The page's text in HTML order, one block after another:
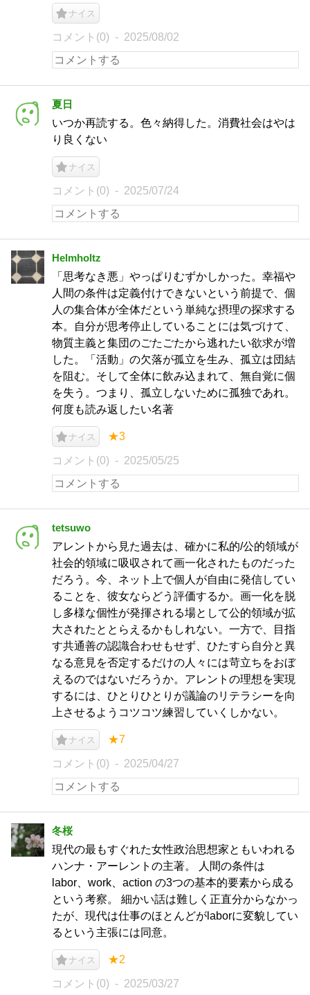
ナイス
コメント(0) 2025/08/02
夏日
いつか再読する。色々納得した。消費社会はやは
り良くない
ナイス
コメント(0) 2025/07/24
Helmholtz
「思考なき悪」やっぱりむずかしかった。幸福や
人間の条件は定義付けできないという前提で、個
人の集合体が全体だという単純な摂理の探求する
本。自分が思考停止していることには気づけて、
物質主義と集団のごたごたから逃れたい欲求が増
した。「活動」の欠落が孤立を生み、孤立は団結
を阻む。そして全体に飲み込まれて、無自覚に個
を失う。つまり、孤立しないために孤独であれ。
何度も読み返したい名著
ナイス ★3
コメント(0) 2025/05/25
tetsuwo
アレントから見た過去は、確かに私的/公的領域が
社会的領域に吸収されて画一化されたものだった
だろう。今、ネット上で個人が自由に発信してい
ることを、彼女ならどう評価するか。画一化を脱
し多様な個性が発揮される場として公的領域が拡
大されたととらえるかもしれない。一方で、目指
す共通善の認識合わせもせず、ひたすら自分と異
なる意見を否定するだけの人々には苛立ちをおぼ
えるのではないだろうか。アレントの理想を実現
するには、ひとりひとりが議論のリテラシーを向
上させるようコツコツ練習していくしかない。
ナイス ★7
コメント(0) 2025/04/27
冬桜
現代の最もすぐれた女性政治思想家ともいわれる
ハンナ・アーレントの主著。 人間の条件は
labor、work、action の3つの基本的要素から成る
という考察。 細かい話は難しく正直分からなかっ
たが、現代は仕事のほとんどがlaborに変貌してい
るという主張には同意。
ナイス ★2
コメント(0) 2025/03/27